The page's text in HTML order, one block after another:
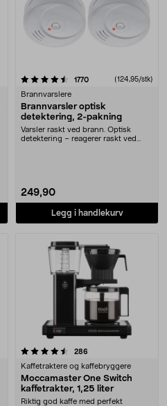
1770anmeldelser(124,95/stk)
Brannvarslere
Brannvarsler optisk
detektering, 2-pakning
Varsler raskt ved brann. Optisk
detektering – reagerer raskt ved
249,90
Legg i handlekurv
286
Kaffetraktere og kaffebryggere
Moccamaster One Switch
kaffetrakter, 1,25 liter
Riktig god kaffe med perfekt